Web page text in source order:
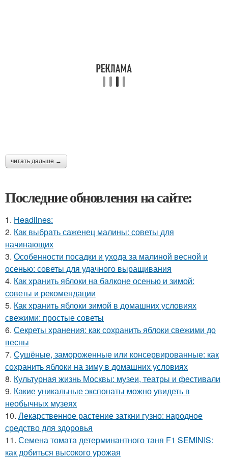
читать дальше →
Последние обновления на сайте:
1. Headlines:
2. Как выбрать саженец малины: советы для
начинающих
3. Особенности посадки и ухода за малиной весной и
осенью: советы для удачного выращивания
4. Как хранить яблоки на балконе осенью и зимой:
советы и рекомендации
5. Как хранить яблоки зимой в домашних условиях
свежими: простые советы
6. Секреты хранения: как сохранить яблоки свежими до
весны
7. Сушёные, замороженные или консервированные: как
сохранить яблоки на зиму в домашних условиях
8. Культурная жизнь Москвы: музеи, театры и фестивали
9. Какие уникальные экспонаты можно увидеть в
необычных музеях
10. Лекарственное растение заткни гузно: народное
средство для здоровья
11. Семена томата детерминантного таня F1 SEMINIS:
как добиться высокого урожая